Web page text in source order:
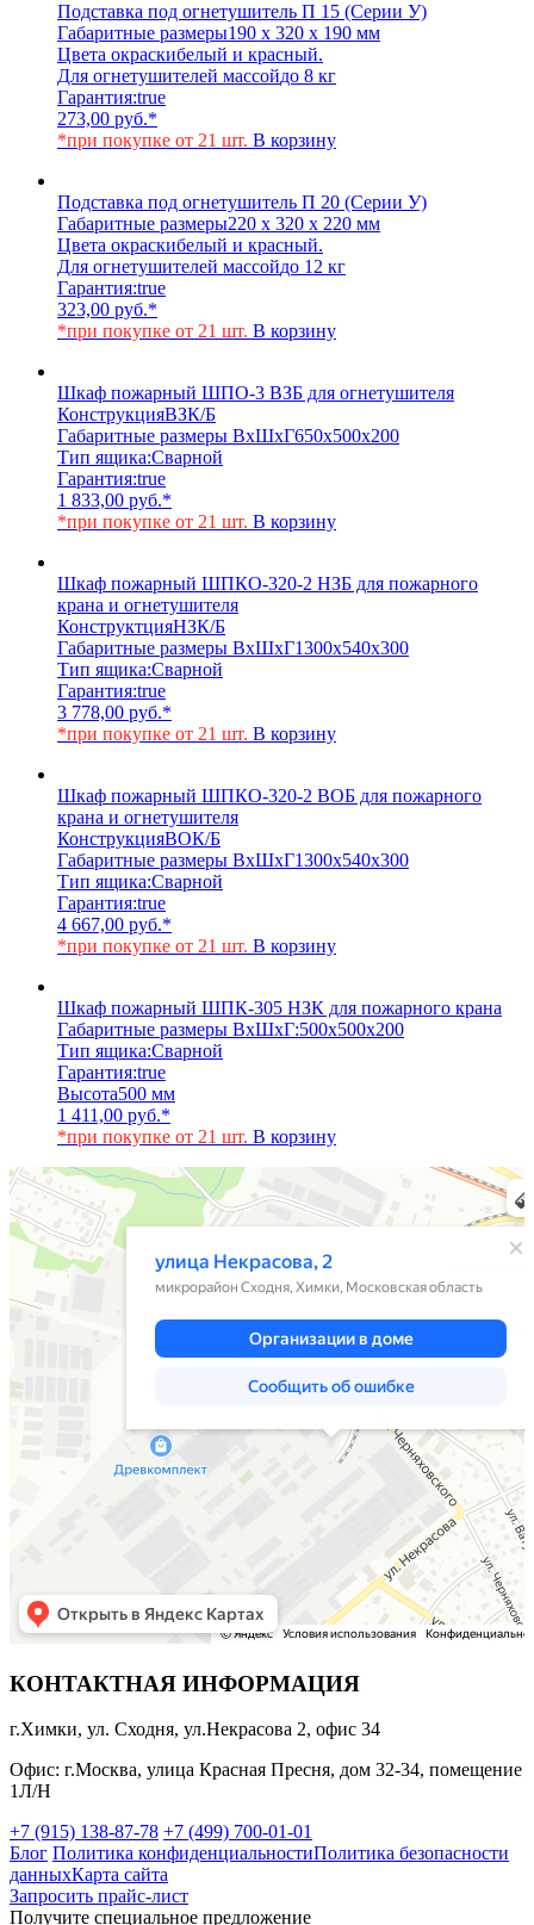
Подставка под огнетушитель П 15 (Серии У)
Габаритные размеры190 х 320 х 190 мм
Цвета окраскибелый и красный.
Для огнетушителей массойдо 8 кг
Гарантия:true
273,00 руб.*
*при покупке от 21 шт. В корзину
Подставка под огнетушитель П 20 (Серии У)
Габаритные размеры220 х 320 х 220 мм
Цвета окраскибелый и красный.
Для огнетушителей массойдо 12 кг
Гарантия:true
323,00 руб.*
*при покупке от 21 шт. В корзину
Шкаф пожарный ШПО-3 ВЗБ для огнетушителя
КонструкцияВЗК/Б
Габаритные размеры ВхШхГ650х500х200
Тип ящика:Сварной
Гарантия:true
1 833,00 руб.*
*при покупке от 21 шт. В корзину
Шкаф пожарный ШПКО-320-2 НЗБ для пожарного
крана и огнетушителя
КонструктцияНЗК/Б
Габаритные размеры ВхШхГ1300х540х300
Тип ящика:Сварной
Гарантия:true
3 778,00 руб.*
*при покупке от 21 шт. В корзину
Шкаф пожарный ШПКО-320-2 ВОБ для пожарного
крана и огнетушителя
КонструкцияВОК/Б
Габаритные размеры ВхШхГ1300х540х300
Тип ящика:Сварной
Гарантия:true
4 667,00 руб.*
*при покупке от 21 шт. В корзину
Шкаф пожарный ШПК-305 НЗК для пожарного крана
Габаритные размеры ВхШхГ:500х500х200
Тип ящика:Сварной
Гарантия:true
Высота500 мм
1 411,00 руб.*
*при покупке от 21 шт. В корзину
Химки
Яндекс Карты — транспорт, навигация, поиск мест
КОНТАКТНАЯ ИНФОРМАЦИЯ
г.Химки, ул. Сходня, ул.Некрасова 2, офис 34
Офис: г.Москва, улица Красная Пресня, дом 32-34, помещение
1Л/Н
+7 (915) 138-87-78 +7 (499) 700-01-01
Блог Политика конфиденциальностиПолитика безопасности
данныхКарта сайта
Запросить прайс-лист
Получите специальное предложение